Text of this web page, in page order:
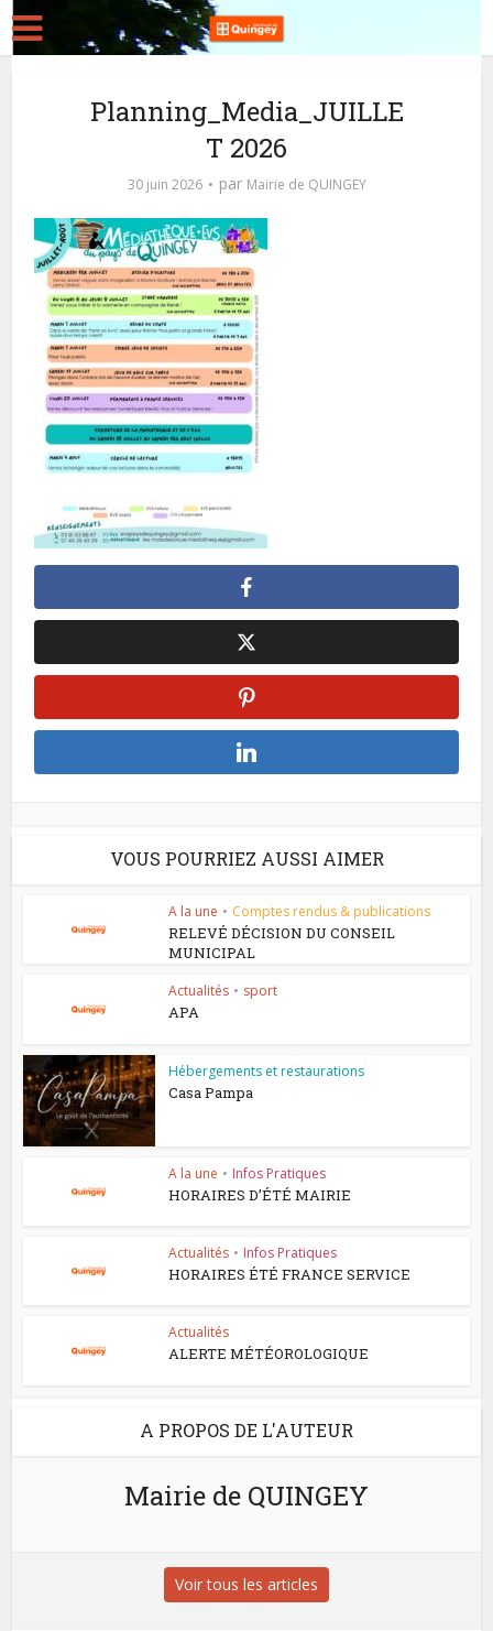
Planning_Media_JUILLE
T 2026
30 juin 2026 par Mairie de QUINGEY
VOUS POURRIEZ AUSSI AIMER
A la une • Comptes rendus & publications
RELEVÉ DÉCISION DU CONSEIL
MUNICIPAL
Actualités • sport
APA
Hébergements et restaurations
Casa Pampa
A la une • Infos Pratiques
HORAIRES D’ÉTÉ MAIRIE
Actualités • Infos Pratiques
HORAIRES ÉTÉ FRANCE SERVICE
Actualités
ALERTE MÉTÉOROLOGIQUE
A PROPOS DE L'AUTEUR
Mairie de QUINGEY
Voir tous les articles